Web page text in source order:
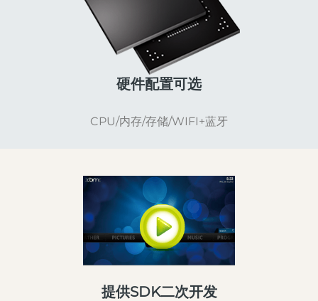
硬件配置可选
CPU/内存/存储/WIFI+蓝牙
提供SDK二次开发